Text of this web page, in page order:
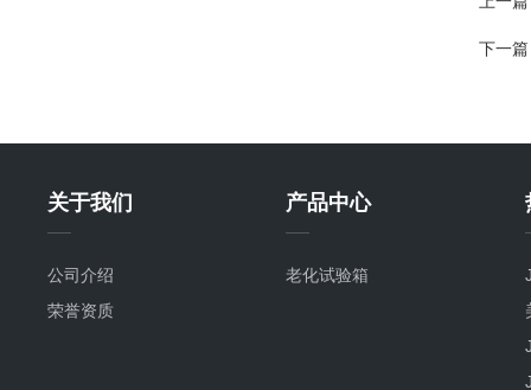
下一
关于我们
公司介绍
荣誉资质
产品中心
老化试验箱